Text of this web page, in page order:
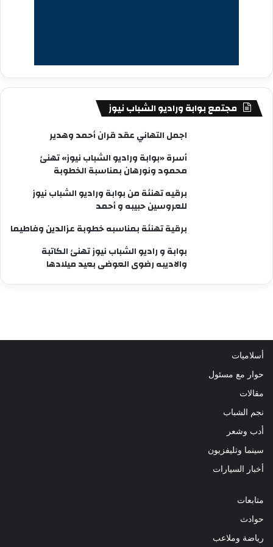
مجتمع بوابة وراديو الشباب نيوز
اجمل التهاني عقد قران أحمد وهدير
أسرة «بوابة وراديو الشباب نيوز» تهنئ
محمود ونورهان بمناسبة الخطوبة
برقيه تهنئة من بوابة وراديو الشباب نيوز
للعروسين حبيبه و أحمد
برقية تهنئة بمناسبه خطوبة عزالدين وفاطيما
بوابة و راديو الشباب نيوز تهنئ الكاتبة
والاديبه رضوى العوضى بعيد ميلادها
أسلاميات
حوار مع مسئول
مقالات
نجم الشباب
أدب وشعر
سينما وتليفزيون
أخبار السيارات
متابعات
حوادث
رياضة وملاعب